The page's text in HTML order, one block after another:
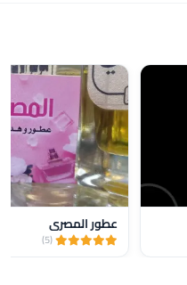
عطور المصري
(5)